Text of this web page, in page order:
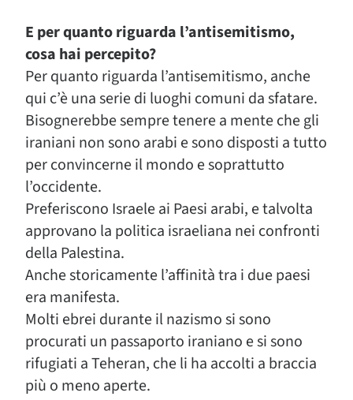
E per quanto riguarda l’antisemitismo,
cosa hai percepito?
Per quanto riguarda l’antisemitismo, anche
qui c’è una serie di luoghi comuni da sfatare.
Bisognerebbe sempre tenere a mente che gli
iraniani non sono arabi e sono disposti a tutto
per convincerne il mondo e soprattutto
l’occidente.
Preferiscono Israele ai Paesi arabi, e talvolta
approvano la politica israeliana nei confronti
della Palestina.
Anche storicamente l’affinità tra i due paesi
era manifesta.
Molti ebrei durante il nazismo si sono
procurati un passaporto iraniano e si sono
rifugiati a Teheran, che li ha accolti a braccia
più o meno aperte.